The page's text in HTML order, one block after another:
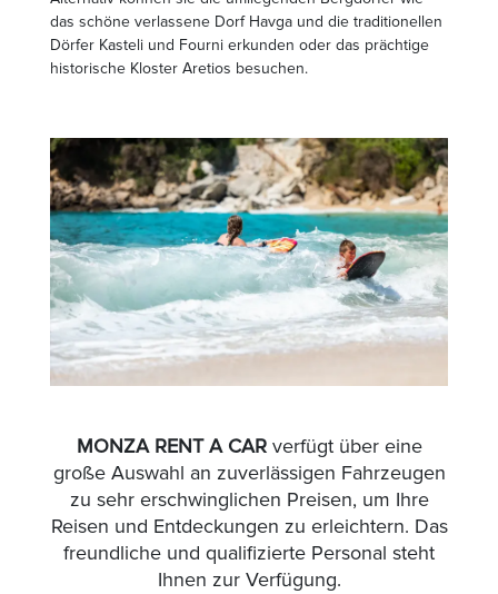
das schöne verlassene Dorf Havga und die traditionellen
Dörfer Kasteli und Fourni erkunden oder das prächtige
historische Kloster Aretios besuchen.
MONZA RENT A CARverfügt über eine
große Auswahl an zuverlässigen Fahrzeugen
zu sehr erschwinglichen Preisen, um Ihre
Reisen und Entdeckungen zu erleichtern. Das
freundliche und qualifizierte Personal steht
Ihnen zur Verfügung.